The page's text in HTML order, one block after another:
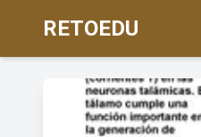
RETOEDU